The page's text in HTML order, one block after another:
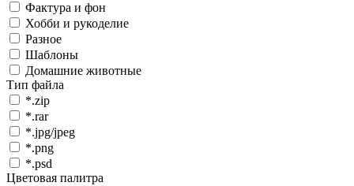
Фактура и фон
Хобби и рукоделие
Разное
Шаблоны
Домашние животные
Тип файла
*.zip
*.rar
*.jpg/jpeg
*.png
*.psd
Цветовая палитра